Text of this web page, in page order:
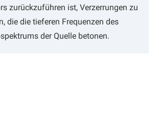
zurückzuführen ist, Verzerrungen zu
die die tieferen Frequenzen des
der Quelle betonen.